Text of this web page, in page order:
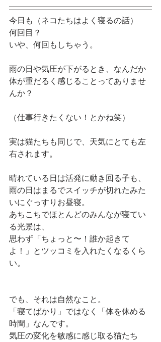
今日も（ネコたちはよく寝るの話）
何回目？
いや、何回もしちゃう。
雨の日や気圧が下がるとき、なんだか
体が重だるく感じることってありませ
んか？
（仕事行きたくない！とかね笑）
実は猫たちも同じで、天気にとても左
右されます。
晴れている日は活発に動き回る子も、
雨の日はまるでスイッチが切れたみた
いにぐっすりお昼寝。
あちこちでほとんどのみんなが寝てい
る光景は、
思わず「ちょっと〜！誰か起きて
よ！」とツッコミを入れたくなるくら
い。
でも、それは自然なこと。
「寝てばかり」ではなく「体を休める
時間」なんです。
気圧の変化を敏感に感じ取る猫たち